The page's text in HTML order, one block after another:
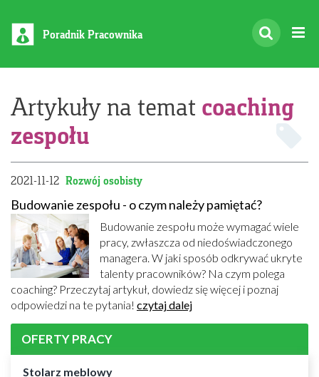
Poradnik Pracownika
Artykuły na temat coaching
zespołu
2021-11-12 Rozwój osobisty
Budowanie zespołu - o czym należy pamiętać?
Budowanie zespołu może wymagać wiele
pracy, zwłaszcza od niedoświadczonego
managera. W jaki sposób odkrywać ukryte
talenty pracowników? Na czym polega
coaching? Przeczytaj artykuł, dowiedz się więcej i poznaj
odpowiedzi na te pytania! czytaj dalej
OFERTY PRACY
Stolarz meblowy